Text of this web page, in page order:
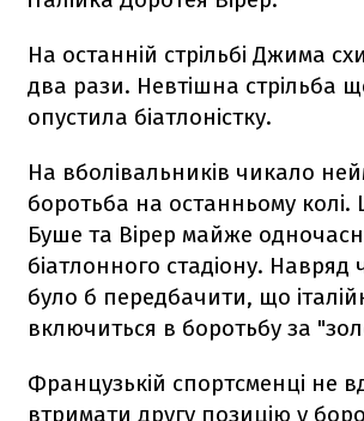
На останній стрільбі Джима
два рази. Невтішна стрільба
опустила біатлоністку.
На вболівальників чикало
боротьба на останньому
Буше та Вірер майже
біатлонного стадіону.
було б передбачити, що
включиться в боротьбу за
Французькій спортсменці не
втримати другу позицію у